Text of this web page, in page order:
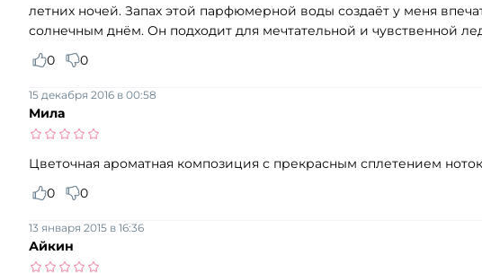
летних ночей. Запах этой парфюмерной воды создаёт у меня
солнечным днём. Он подходит для мечтательной и чувственной
0
0
Мила
15 декабря 2016 в 00:58
Цветочная ароматная композиция с прекрасным сплетением
0
0
Айкин
13 января 2015 в 16:36